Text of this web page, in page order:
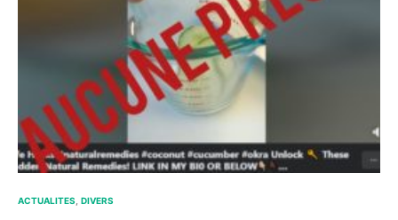
ACTUALITES DIVERS